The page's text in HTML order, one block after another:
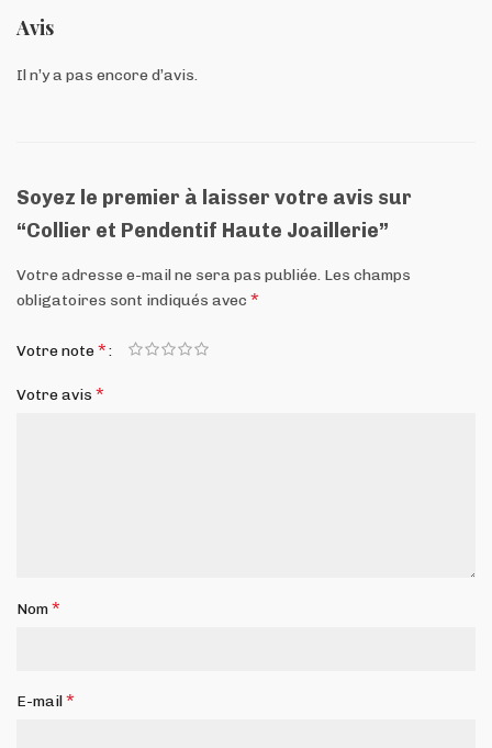
Avis
Il n’y a pas encore d’avis.
Soyez le premier à laisser votre avis sur
“Collier et Pendentif Haute Joaillerie”
Votre adresse e-mail ne sera pas publiée. Les champs
obligatoires sont indiqués avec *
Votre note*
Votre avis *
Nom*
E-mail*